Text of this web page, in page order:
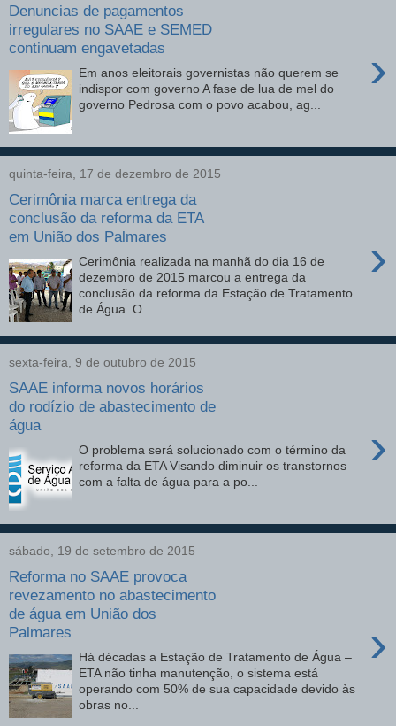
Denuncias de pagamentos
irregulares no SAAE e SEMED
continuam engavetadas
›
Em anos eleitorais governistas não querem se
indispor com governo A fase de lua de mel do
governo Pedrosa com o povo acabou, ag...
quinta-feira, 17 de dezembro de 2015
Cerimônia marca entrega da
conclusão da reforma da ETA
em União dos Palmares
›
Cerimônia realizada na manhã do dia 16 de
dezembro de 2015 marcou a entrega da
conclusão da reforma da Estação de Tratamento
de Água. O...
sexta-feira, 9 de outubro de 2015
SAAE informa novos horários
do rodízio de abastecimento de
água
›
O problema será solucionado com o término da
reforma da ETA Visando diminuir os transtornos
com a falta de água para a po...
sábado, 19 de setembro de 2015
Reforma no SAAE provoca
revezamento no abastecimento
de água em União dos
Palmares
›
Há décadas a Estação de Tratamento de Água –
ETA não tinha manutenção, o sistema está
operando com 50% de sua capacidade devido às
obras no...